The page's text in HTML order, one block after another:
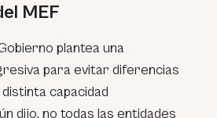
MEF
plantea una
para evitar diferencias
capacidad
dijo, no todas las entidades